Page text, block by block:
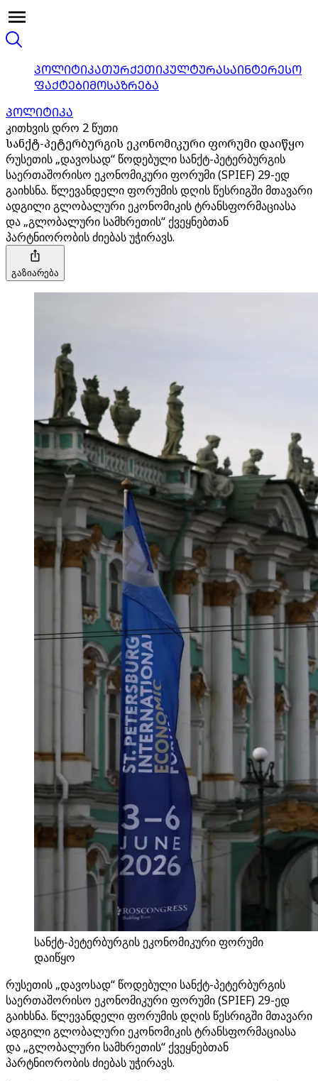
ᲞᲝᲚᲘᲢᲘᲙᲐᲗᲣᲠᲥᲔᲗᲘᲙᲣᲚᲢᲣᲠᲐᲡᲐᲘᲜᲢᲔᲠᲔᲡᲝ
ᲤᲐᲥᲢᲔᲑᲘᲛᲝᲡᲐᲖᲠᲔᲑᲐ
ᲞᲝᲚᲘᲢᲘᲙᲐ
კითხვის დრო 2 წუთი
სანქტ-პეტერბურგის ეკონომიკური ფორუმი დაიწყო
რუსეთის „დავოსად“ წოდებული სანქტ-პეტერბურგის
საერთაშორისო ეკონომიკური ფორუმი (SPIEF) 29-ედ
გაიხსნა. წლევანდელი ფორუმის დღის წესრიგში მთავარი
ადგილი გლობალური ეკონომიკის ტრანსფორმაციასა
და „გლობალური სამხრეთის“ ქვეყნებთან
პარტნიორობის ძიებას უჭირავს.
გაზიარება
სანქტ-პეტერბურგის ეკონომიკური ფორუმი
დაიწყო
რუსეთის „დავოსად“ წოდებული სანქტ-პეტერბურგის
საერთაშორისო ეკონომიკური ფორუმი (SPIEF) 29-ედ
გაიხსნა. წლევანდელი ფორუმის დღის წესრიგში მთავარი
ადგილი გლობალური ეკონომიკის ტრანსფორმაციასა
და „გლობალური სამხრეთის“ ქვეყნებთან
პარტნიორობის ძიებას უჭირავს.